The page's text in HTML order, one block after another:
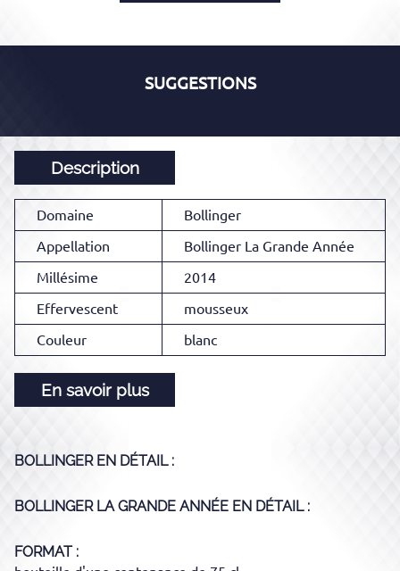
SUGGESTIONS
Description
Domaine
Bollinger
Appellation
Bollinger La Grande Année
Millésime
2014
Effervescent
mousseux
Couleur
blanc
En savoir plus
BOLLINGEREN DÉTAIL :
BOLLINGER LA GRANDE ANNÉE EN DÉTAIL :
FORMAT